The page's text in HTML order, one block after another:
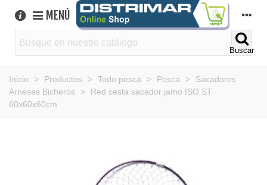
MENÚ
Buscar
Inicio > Productos > Todo pesca > Pesca >
Sacadores
Arneses Bicheros
>
Red cesta sacador jamo ISO ST
60x60x60cm